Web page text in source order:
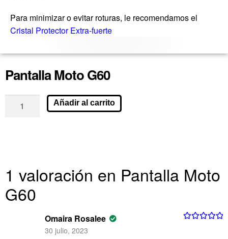
Para minimizar o evitar roturas, le recomendamos el
Cristal Protector Extra-fuerte
Pantalla Moto G60
Añadir al carrito
1 valoración en Pantalla Moto
G60
Omaira Rosalee
30 julio, 2023